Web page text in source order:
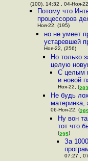
(100), 14:32 , 04-Ноя-
Потому что
процессоров
Ноя-22, (195)
но не умеет
устаревшей
Ноя-22, (256)
Но только
целую
С целым
и новой
Ноя-22, (283
Не будь
материнка,
06-Ноя-22, (
Ну вон
тот что
(295)
За
07:27 ,